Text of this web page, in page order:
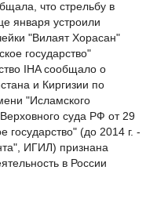
что стрельбу в
января устроили
"Вилаят Хорасан"
государство"
IHA сообщало о
и Киргизии по
"Исламского
суда РФ от 29
государство" (до 2014 г. -
ИГИЛ) признана
в России